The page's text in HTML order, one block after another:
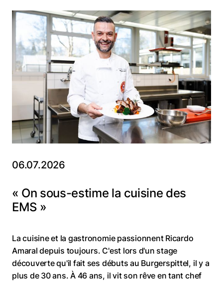
06.07.2026
« On sous-estime la cuisine des
EMS »
La cuisine et la gastronomie passionnent Ricardo
Amaral depuis toujours. C'est lors d'un stage
découverte qu'il fait ses débuts au Burgerspittel, il y a
plus de 30 ans. À 46 ans, il vit son rêve en tant chef